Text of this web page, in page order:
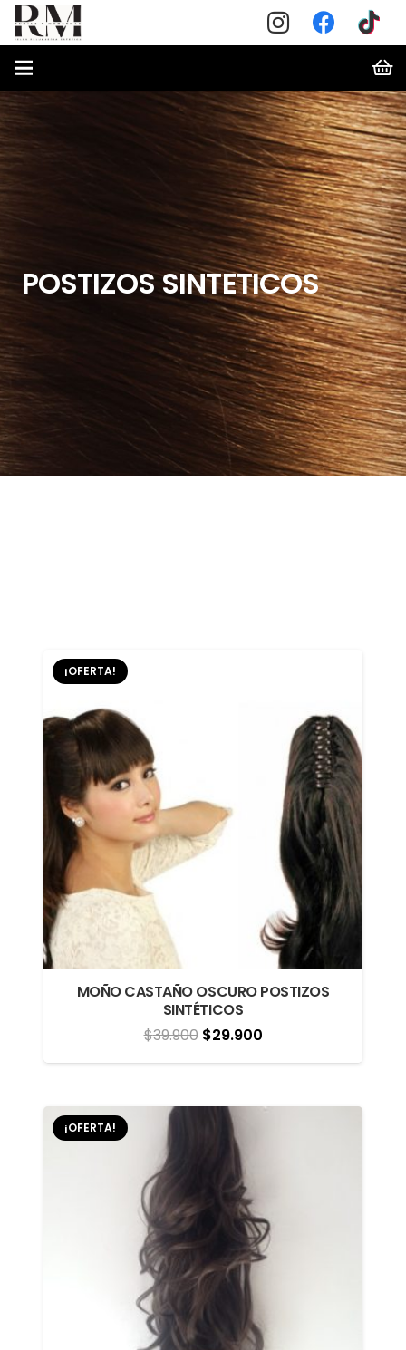
POSTIZOS SINTETICOS
¡OFERTA!
MOÑO CASTAÑO OSCURO POSTIZOS
SINTÉTICOS
$39.900 El
precio
era:
$39.900.
$29.900El
precio
es:
¡OFERTA!